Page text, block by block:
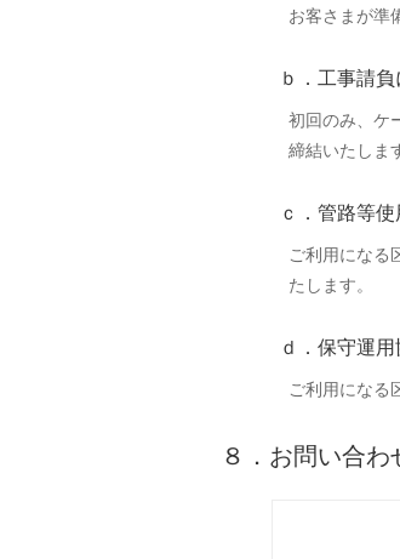
お客さまが準
ｂ．工事請
初回のみ、ケ
締結いたしま
ｃ．管路等
ご利用になる
たします。
ｄ．保守運用
ご利用になる
８．お問い合わ